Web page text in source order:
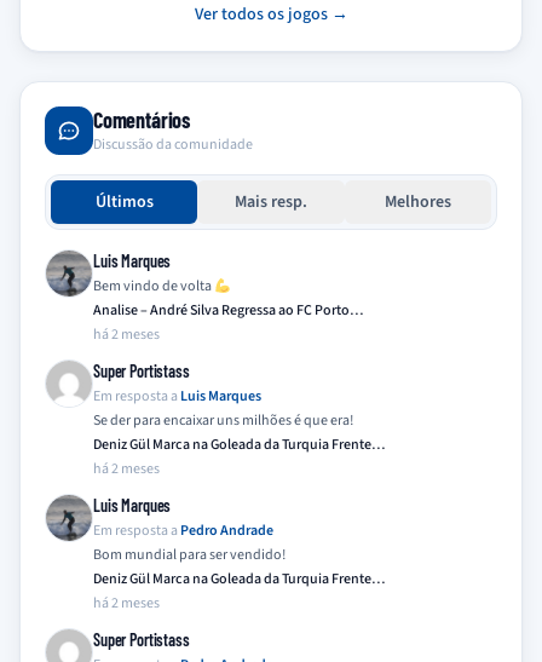
Ver todos os jogos →
Comentários
Discussão da comunidade
Últimos Mais resp. Melhores
Luis Marques
Bem vindo de volta
Analise – André Silva Regressa ao FC Porto…
há 2 meses
Super Portistass
Em resposta a Luis Marques
Se der para encaixar uns milhões é que era!
Deniz Gül Marca na Goleada da Turquia Frente…
há 2 meses
Luis Marques
Em resposta a Pedro Andrade
Bom mundial para ser vendido!
Deniz Gül Marca na Goleada da Turquia Frente…
há 2 meses
Super Portistass